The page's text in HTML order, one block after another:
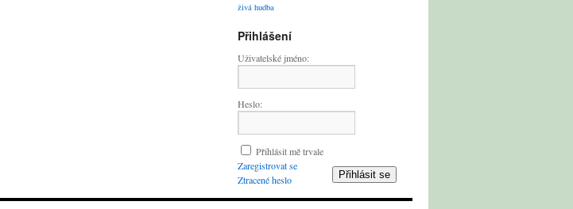
živá hudba
Přihlášení
Uživatelské jméno:
Heslo:
Přihlásit mě trvale
Přihlásit se
Zaregistrovat se
Ztracené heslo